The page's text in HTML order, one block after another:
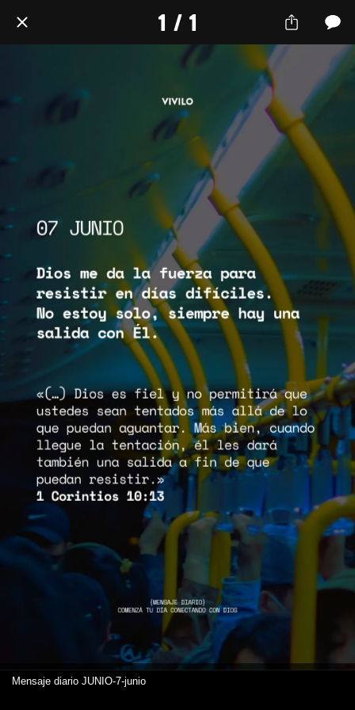
1 / 1
Mensaje diario JUNIO-7-junio